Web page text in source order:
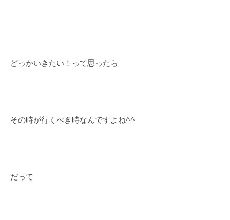
どっかいきたい！って思ったら
その時が行くべき時なんですよね^^
だって